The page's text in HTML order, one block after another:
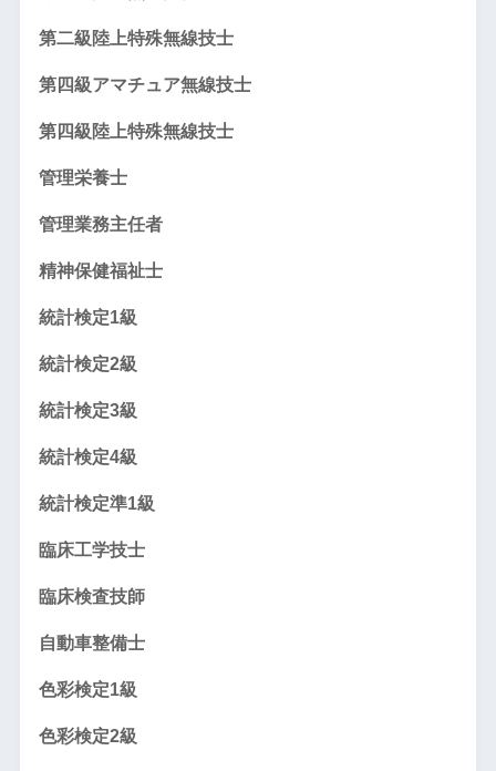
第二級陸上特殊無線技士
第四級アマチュア無線技士
第四級陸上特殊無線技士
管理栄養士
管理業務主任者
精神保健福祉士
統計検定1級
統計検定2級
統計検定3級
統計検定4級
統計検定準1級
臨床工学技士
臨床検査技師
自動車整備士
色彩検定1級
色彩検定2級